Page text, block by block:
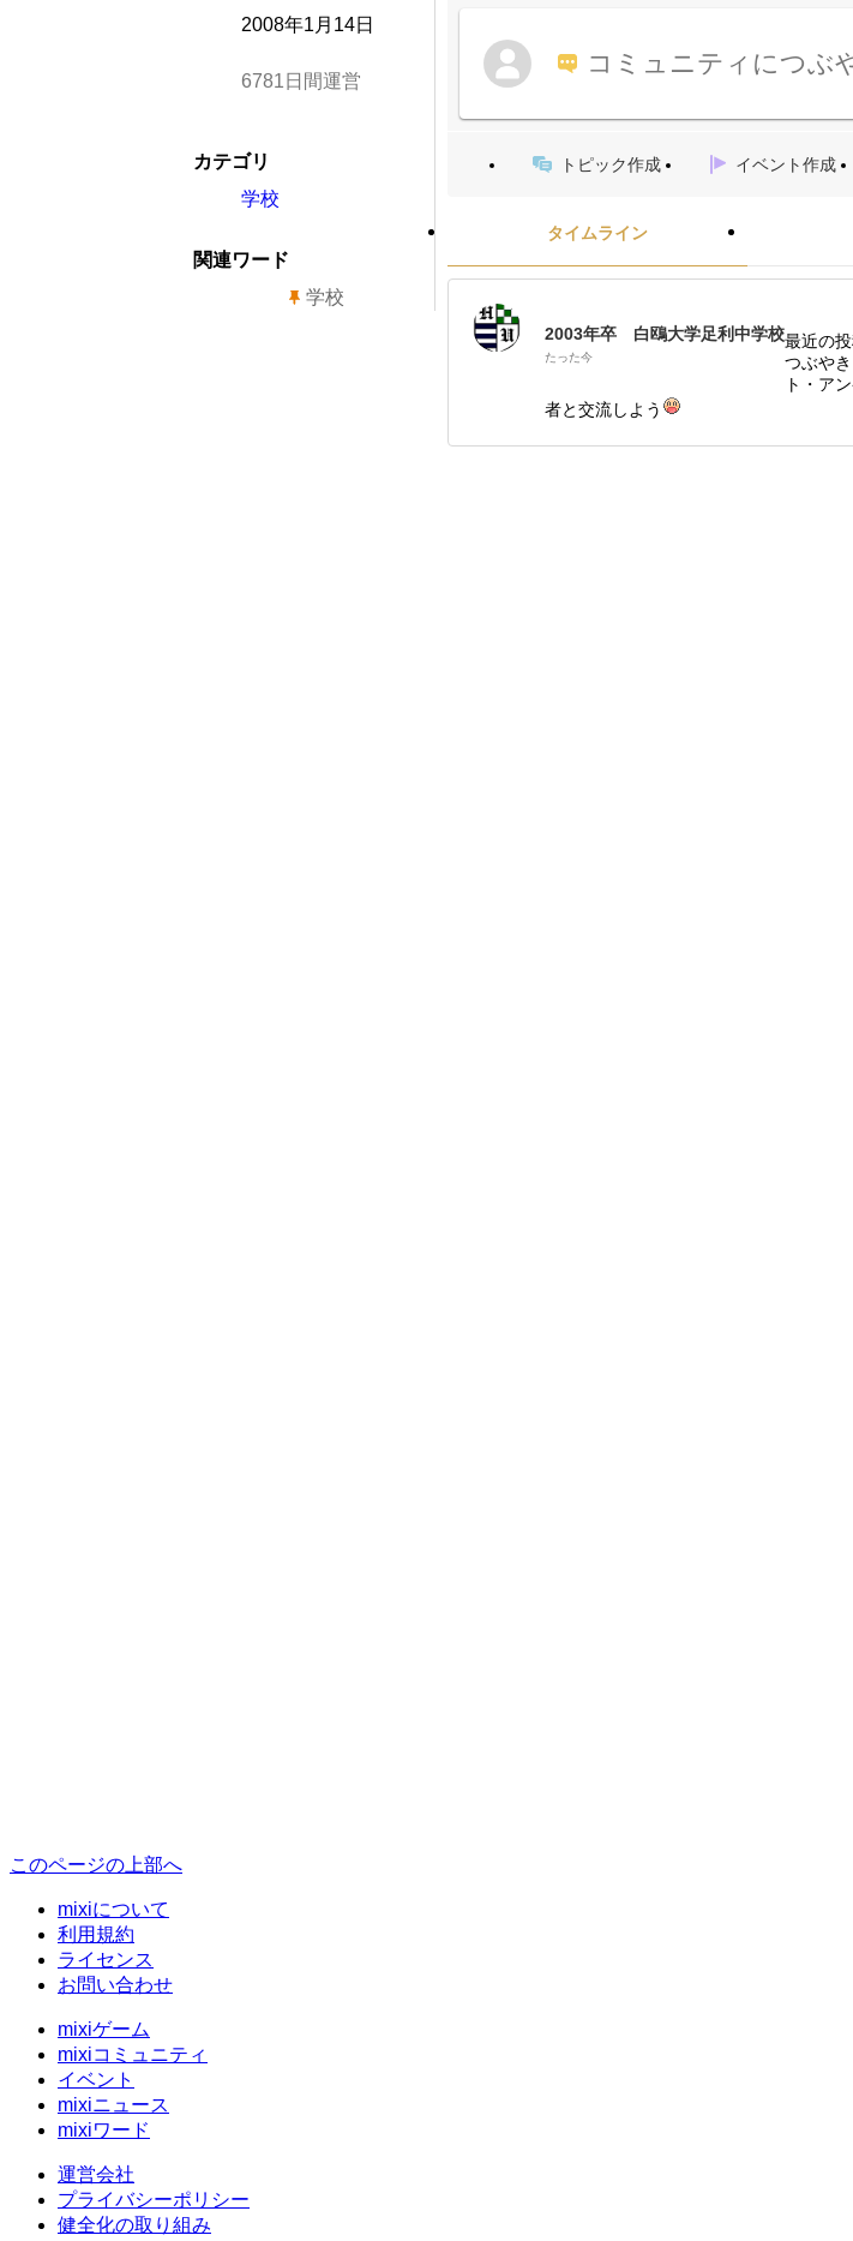
コミュニティにつぶ
トピック作成 イベント作成
タイムライン
2003年卒 白鴎大学足利中学校
たった今
最近の
つぶや
ト・ア
者と交流しよう
2008年1月14日
6781日間運営
カテゴリ
学校
関連ワード
学校
このページの上部へ
mixiについて
利用規約
ライセンス
お問い合わせ
mixiゲーム
mixiコミュニティ
イベント
mixiニュース
mixiワード
運営会社
プライバシーポリシー
健全化の取り組み